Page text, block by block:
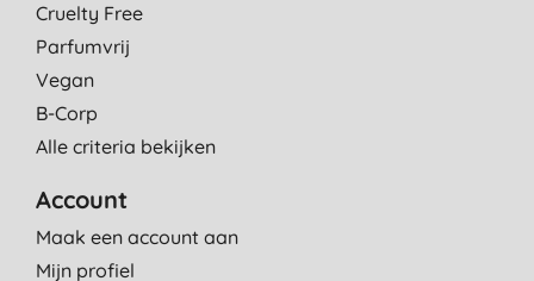
Cruelty Free
Parfumvrij
Vegan
B-Corp
Alle criteria bekijken
Account
Maak een account aan
Mijn profiel